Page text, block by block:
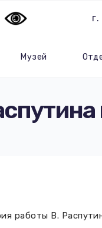
Музей
работы В.